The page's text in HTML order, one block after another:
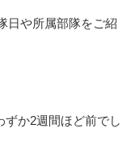
日や所属部隊をご紹
ずか2週間ほど前でし